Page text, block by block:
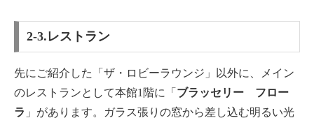
2-3.レストラン
先にご紹介した「ザ・ロビーラウンジ」以外に、メイン
のレストランとして本館1階に「 ブラッセリー フロー
ラ 」があります。ガラス張りの窓から差し込む明るい光